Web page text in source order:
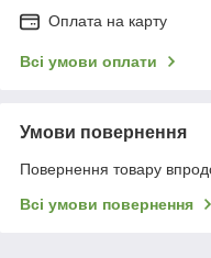
Оплата на карту
Всі умови оплати
Умови повернення
Повернення товару
Всі умови повернення